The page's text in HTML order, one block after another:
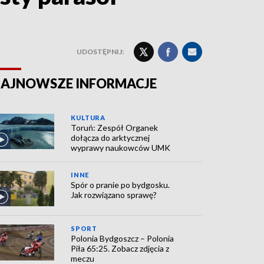
UDOSTĘPNIJ:
INFORMACJE
KULTURA
Toruń: Zespół Organek
dołącza do arktycznej
wyprawy naukowców UMK
INNE
Spór o pranie po bydgosku.
Jak rozwiązano sprawę?
SPORT
Polonia Bydgoszcz – Polonia
Piła 65:25. Zobacz zdjęcia z
meczu